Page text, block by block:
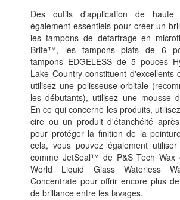
Des outils d'application de haute
également essentiels pour créer un
les tampons de détartrage en
Brite™, les tampons plats de 6
tampons EDGELESS de 5 pouces
Lake Country constituent d'excellents
utilisez une polisseuse orbitale
les débutants), utilisez une mousse
En ce qui concerne les produits,
cire ou un produit d'étanchéité
pour protéger la finition de la
cela, vous pouvez également
comme JetSeal™ de P&S Tech Wax
World Liquid Glass Waterless
Concentrate pour offrir encore plus
de brillance entre les lavages.